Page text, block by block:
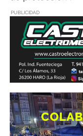
PUBLICIDAD